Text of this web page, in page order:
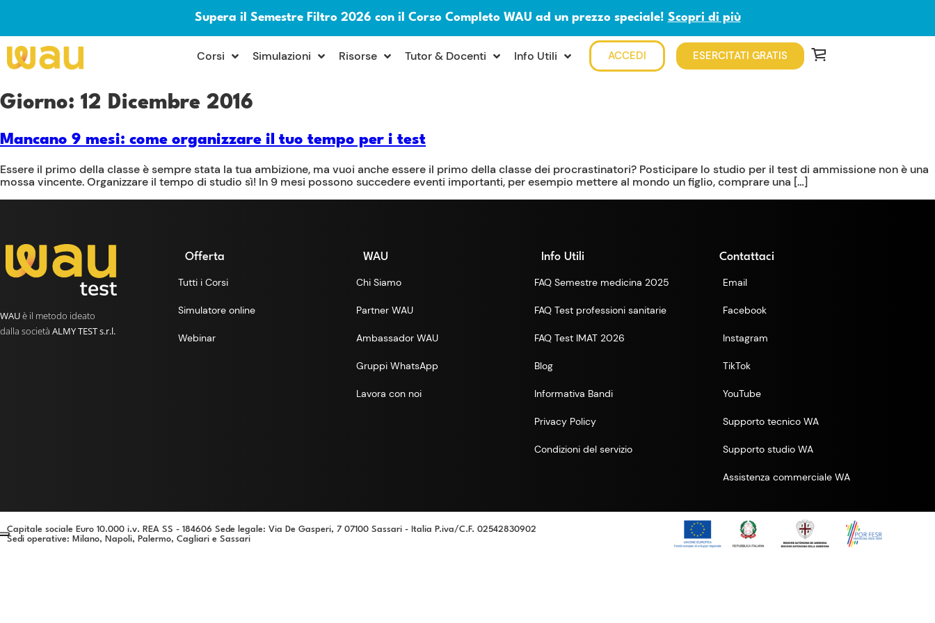
Supera il Semestre Filtro 2026 con il Corso Completo WAU ad un prezzo speciale! Scopri di più
× Corsi Simulazioni Risorse Tutor & Docenti Info Utili ACCEDI ESERCITATI GRATIS
Giorno: 12 Dicembre 2016
Mancano 9 mesi: come organizzare il tuo tempo per i test
Essere il primo della classe è sempre stata la tua ambizione, ma vuoi anche essere il primo della classe dei procrastinatori? Posticipare lo studio per il test di ammissione non è una
mossa vincente. Organizzare il tempo di studio sì! In 9 mesi possono succedere eventi importanti, per esempio mettere al mondo un figlio, comprare una […]
WAUè il metodo ideato
dalla società ALMY TEST s.r.l.
Offerta
Tutti i Corsi
Simulatore online
Webinar
WAU
Chi Siamo
Partner WAU
Ambassador WAU
Gruppi WhatsApp
Lavora con noi
Info Utili
FAQ Semestre medicina 2025
FAQ Test professioni sanitarie
FAQ Test IMAT 2026
Blog
Informativa Bandi
Privacy Policy
Condizioni del servizio
Contattaci
Email
Facebook
Instagram
TikTok
YouTube
Supporto tecnico WA
Supporto studio WA
Assistenza commerciale WA
Capitale sociale Euro 10.000 i.v. REA SS - 184606 Sede legale: Via De Gasperi, 7 07100 Sassari - Italia P.iva/C.F. 02542830902
Sedi operative: Milano, Napoli, Palermo, Cagliari e Sassari